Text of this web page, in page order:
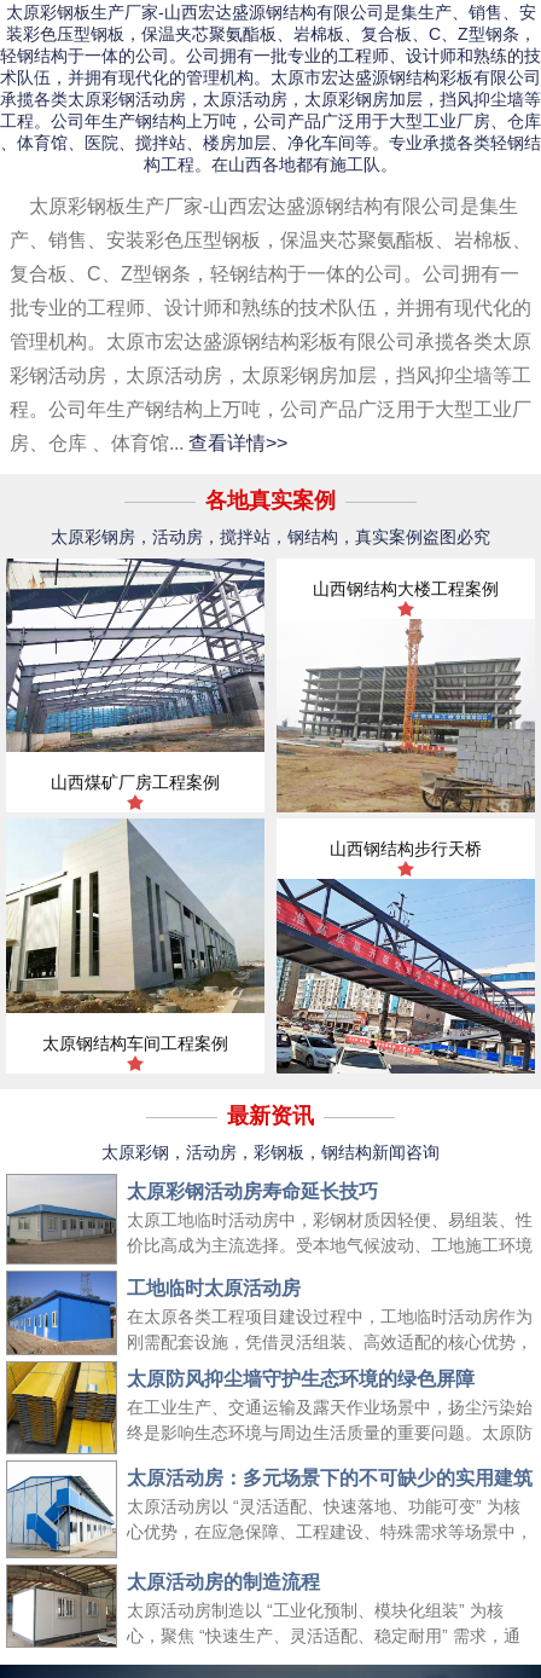
太原彩钢板生产厂家-山西宏达盛源钢结构有限公司是集生产、销售、安
装彩色压型钢板，保温夹芯聚氨酯板、岩棉板、复合板、C、Z型钢条，
轻钢结构于一体的公司。公司拥有一批专业的工程师、设计师和熟练的技
术队伍，并拥有现代化的管理机构。太原市宏达盛源钢结构彩板有限公司
承揽各类太原彩钢活动房，太原活动房，太原彩钢房加层，挡风抑尘墙等
工程。公司年生产钢结构上万吨，公司产品广泛用于大型工业厂房、仓库
、体育馆、医院、搅拌站、楼房加层、净化车间等。专业承揽各类轻钢结
构工程。在山西各地都有施工队。
太原彩钢板生产厂家-山西宏达盛源钢结构有限公司是集生
产、销售、安装彩色压型钢板，保温夹芯聚氨酯板、岩棉板、
复合板、C、Z型钢条，轻钢结构于一体的公司。公司拥有一
批专业的工程师、设计师和熟练的技术队伍，并拥有现代化的
管理机构。太原市宏达盛源钢结构彩板有限公司承揽各类太原
彩钢活动房，太原活动房，太原彩钢房加层，挡风抑尘墙等工
程。公司年生产钢结构上万吨，公司产品广泛用于大型工业厂
房、仓库 、体育馆... 查看详情>>
各地真实案例
太原彩钢房，活动房，搅拌站，钢结构，真实案例盗图必究
山西煤矿厂房工程案例
山西钢结构大楼工程案例
太原钢结构车间工程案例
山西钢结构步行天桥
最新资讯
太原彩钢，活动房，彩钢板，钢结构新闻咨询
太原彩钢活动房寿命延长技巧
太原工地临时活动房中，彩钢材质因轻便、易组装、性
价比高成为主流选择。受本地气候波动、工地施工环境
握科学的养护方法，既能延长其使用周期、降低工地周
转成本，又能保障太原工地临时活动房的使用安全，适
配长期施工场景需求。
工地临时太原活动房
在太原各类工程项目建设过程中，工地临时活动房作为
刚需配套设施，凭借灵活组装、高效适配的核心优势，
成为保障施工团队生活与工作的重要空间载体。它既能
快速响应工地临时空间需求，又能适配太原本地气候与
施工场景特点，为工程项目顺利推进提供坚实支撑，同
时契合绿色施工、高效管控的行业理念。
太原防风抑尘墙守护生态环境的绿色屏障
在工业生产、交通运输及露天作业场景中，扬尘污染始
终是影响生态环境与周边生活质量的重要问题。太原防
学的结构设计与实用性能，成为各行各业管控扬尘、践
行绿色发展理念的关键选择，为生态保护与生产安全筑
起双重防线。
太原活动房：多元场景下的不可缺少的实用建筑
太原活动房以 “灵活适配、快速落地、功能可变” 为核
心优势，在应急保障、工程建设、特殊需求等场景中，
决了 “临时使用” 的便捷性需求，更填补了传统建筑在
时效性、灵活性与经济性上的空白，是现代社会应对多
元需求的重要建筑补充。
太原活动房的制造流程
太原活动房制造以 “工业化预制、模块化组装” 为核
心，聚焦 “快速生产、灵活适配、稳定耐用” 需求，通
过标准化流程把控各环节，确保成品满足临时办公、居